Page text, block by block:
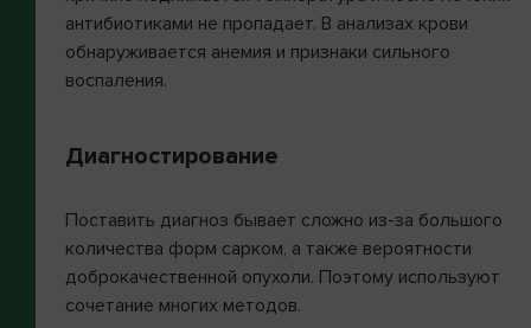
антибиотиками не пропадает. В анализах крови
обнаруживается анемия и признаки сильного
воспаления.
Диагностирование
Поставить диагноз бывает сложно из-за большого
количества форм сарком, а также вероятности
доброкачественной опухоли. Поэтому используют
сочетание многих методов.